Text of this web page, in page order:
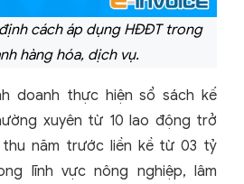
cách áp dụng HĐĐT trong
hàng hóa, dịch vụ.
doanh thực hiện sổ sách kế
xuyên từ 10 lao động trở
năm trước liền kề từ 03 tỷ
lĩnh vực nông nghiệp, lâm